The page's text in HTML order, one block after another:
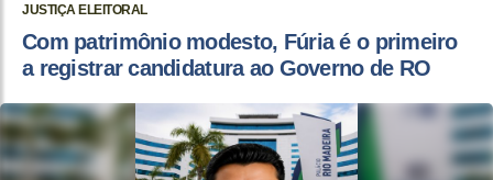
JUSTIÇA ELEITORAL
Com patrimônio modesto, Fúria é o primeiro
a registrar candidatura ao Governo de RO